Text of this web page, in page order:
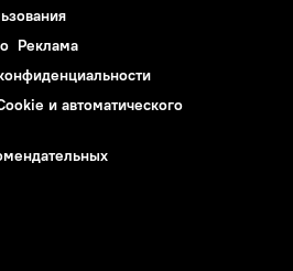
Реклама
и автоматического